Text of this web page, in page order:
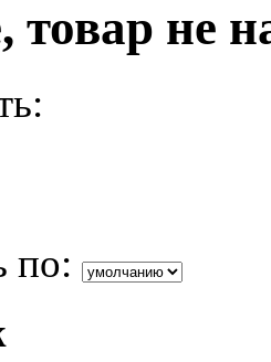
товар не
по: